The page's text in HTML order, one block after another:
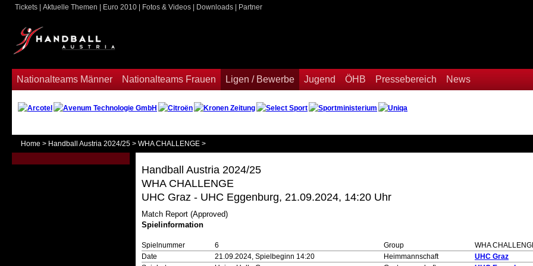
Nationalteams Männer Nationalteams Frauen Ligen / Bewerbe Jugend ÖHB Pressebereich News
Tickets Aktuelle Themen Euro 2010 Fotos & Videos Downloads Partner
Home > Handball Austria 2024/25 > WHA CHALLENGE >
Handball Austria 2024/25
WHA CHALLENGE
UHC Graz - UHC Eggenburg, 21.09.2024, 14:20 Uhr
Match Report (Approved)
Spielinformation
Spielnummer 6 Group
WHA
Date
21.09.2024, Spielbeginn 14:20 Heimmannschaft
UHC Graz